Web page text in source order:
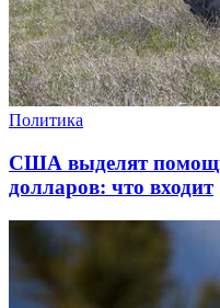
Политика
США выделят
долларов: что входит